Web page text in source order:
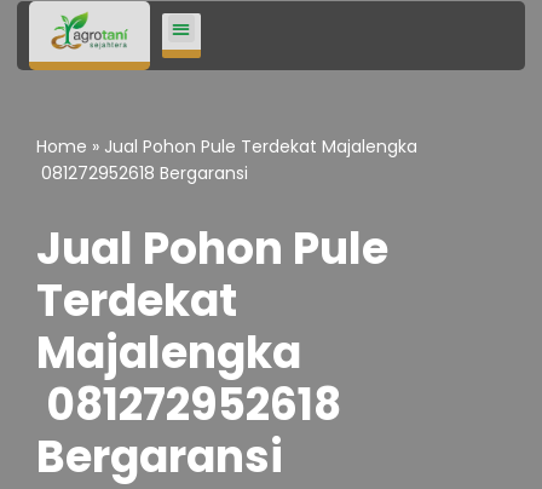
Lompat
Home » Jual Pohon Pule Terdekat Majalengka
081272952618 Bergaransi
Jual Pohon Pule
Terdekat
Majalengka
081272952618
Bergaransi